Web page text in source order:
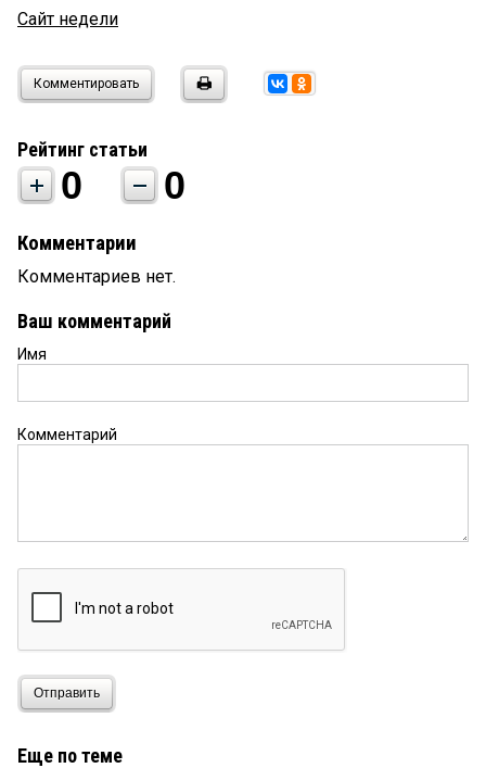
Сайт недели
Комментировать
Рейтинг статьи
0 0
Комментарии
Комментариев нет.
Ваш комментарий
Имя
Комментарий
Отправить
Еще по теме